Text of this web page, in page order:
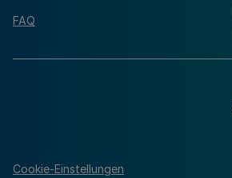
FAQ
Cookie-Einstellungen